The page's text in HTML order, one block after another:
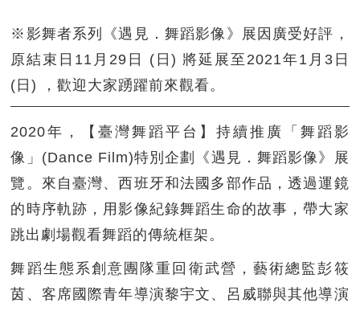
※影舞者系列《遇見．舞蹈影像》展因廣受好評，
原結束日11月29日 (日) 將延展至2021年1月3日
(日) ，歡迎大家踴躍前來觀看。
2020年，【臺灣舞蹈平台】持續推廣「舞蹈影
像」(Dance Film)特別企劃《遇見．舞蹈影像》展
覽。來自臺灣、西班牙和法國多部作品，透過運鏡
的時序軌跡，用影像紀錄舞蹈生命的故事，帶大家
跳出劇場觀看舞蹈的傳統框架。
舞蹈生態系創意團隊重回衛武營，藝術總監彭筱
茵、客席國際青年導演黎宇文、呂威聯與其他導演